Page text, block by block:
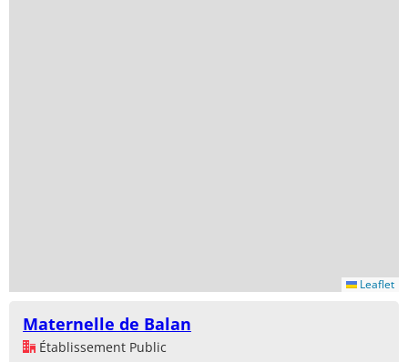
Leaflet
Maternelle de Balan
Établissement Public